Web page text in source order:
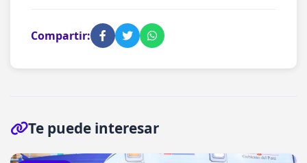
Compartir:
Te puede interesar